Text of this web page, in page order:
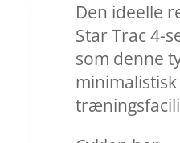
Den ideelle
Star Trac 4-
som denne